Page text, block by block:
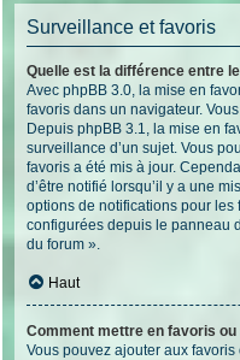
Surveillance et favoris
Quelle est la différence entre
Avec phpBB 3.0, la mise en
favoris dans un navigateur.
Depuis phpBB 3.1, la mise en
surveillance d’un sujet. Vous
favoris a été mis à jour.
d’être notifié lorsqu’il y a une
options de notifications pour
configurées depuis le panneau
du forum ».
Haut
Comment mettre en favoris
Vous pouvez ajouter aux